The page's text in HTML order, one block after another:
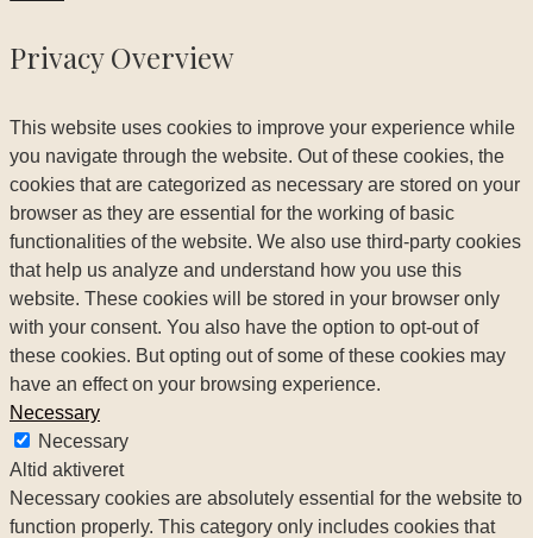
Privacy Overview
This website uses cookies to improve your experience while
you navigate through the website. Out of these cookies, the
cookies that are categorized as necessary are stored on your
browser as they are essential for the working of basic
functionalities of the website. We also use third-party cookies
that help us analyze and understand how you use this
website. These cookies will be stored in your browser only
with your consent. You also have the option to opt-out of
these cookies. But opting out of some of these cookies may
have an effect on your browsing experience.
Necessary
Necessary
Altid aktiveret
Necessary cookies are absolutely essential for the website to
function properly. This category only includes cookies that